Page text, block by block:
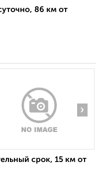
86 км от
›
срок, 15 км от